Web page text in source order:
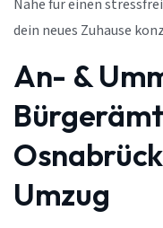
Nähe für einen
dein neues Zuhause
An- &
Umzug